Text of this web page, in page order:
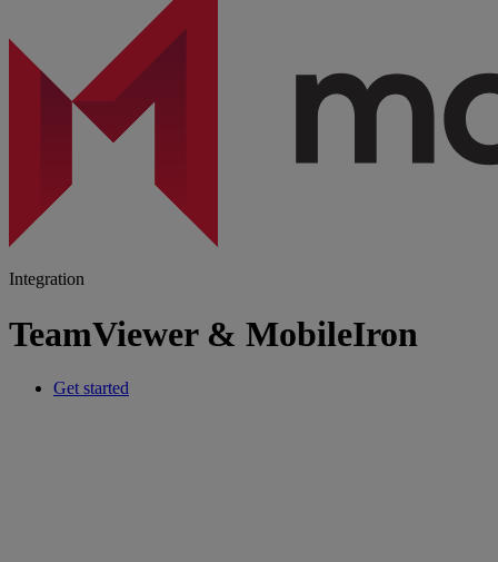
Integration
TeamViewer & MobileIron
Get started